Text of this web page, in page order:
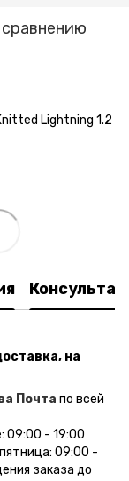
Lightning 1.2
на
Почта по всей
09:00 - 19:00
09:00 -
заказа до